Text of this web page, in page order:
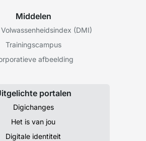
Middelen
(DMI)
Trainingscampus
afbeelding
portalen
Digichanges
Het is van jou
Digitale identiteit